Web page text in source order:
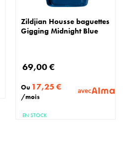
Zildjian Housse baguettes
Gigging Midnight Blue
69,00 €
Ou 17,25 €
/mois
avec
EN STOCK